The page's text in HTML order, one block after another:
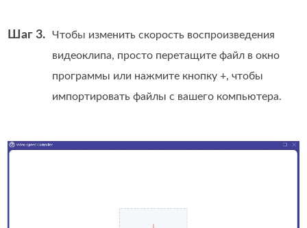
Шаг 3.
Чтобы изменить скорость воспроизведения
видеоклипа, просто перетащите файл в окно
программы или нажмите кнопку +, чтобы
импортировать файлы с вашего компьютера.